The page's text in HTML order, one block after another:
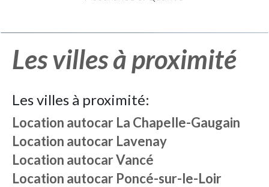
Les villes à proximité
Les villes à proximité:
Location autocar La Chapelle-Gaugain
Location autocar Lavenay
Location autocarVancé
Location autocar Poncé-sur-le-Loir